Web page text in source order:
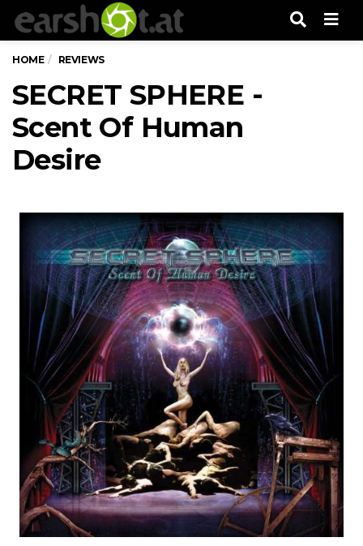
HOME REVIEWS
SECRET SPHERE -
Scent Of Human
Desire